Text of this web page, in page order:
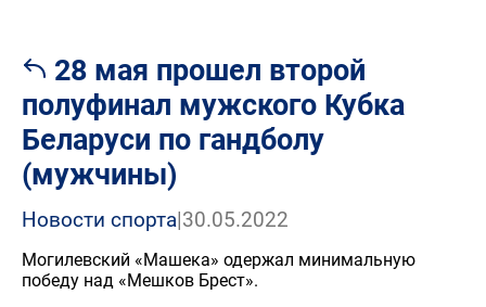
28 мая прошел второй
полуфинал мужского Кубка
Беларуси по гандболу
(мужчины)
Новости спорта|30.05.2022
Могилевский «Машека» одержал минимальную
победу над «Мешков Брест».